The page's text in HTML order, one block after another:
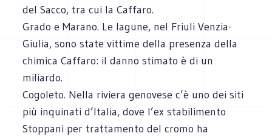
del Sacco, tra cui la Caffaro.
Grado e Marano. Le lagune, nel Friuli Venzia-
Giulia, sono state vittime della presenza della
chimica Caffaro: il danno stimato è di un
miliardo.
Cogoleto. Nella riviera genovese c’è uno dei siti
più inquinati d’Italia, dove l’ex stabilimento
Stoppani per trattamento del cromo ha